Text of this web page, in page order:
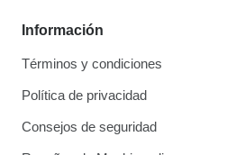
Información
Términos y condiciones
Política de privacidad
Consejos de seguridad